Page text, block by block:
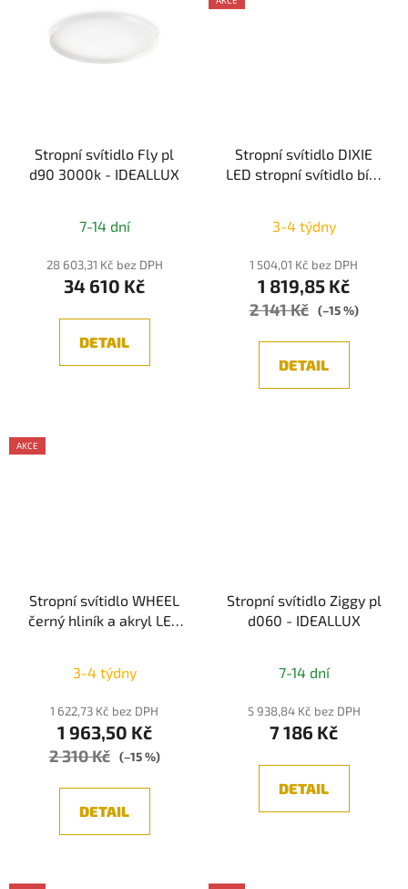
Stropní svítidlo Fly pl
d90 3000k - IDEALLUX
7-14 dní
28 603,31 Kč bez DPH
34 610 Kč
DETAIL
Stropní svítidlo DIXIE
LED stropní svítidlo bílá
D400 H25 - NOVA LUCE
3-4 týdny
1 504,01 Kč bez DPH
1 819,85 Kč
2 141 Kč (–15 %)
DETAIL
AKCE
Stropní svítidlo WHEEL
černý hliník a akryl LED
3-4 týdny
1 622,73 Kč bez DPH
1 963,50 Kč
2 310 Kč (–15 %)
DETAIL
Stropní svítidlo Ziggy pl
d060 - IDEALLUX
7-14 dní
5 938,84 Kč bez DPH
7 186 Kč
DETAIL